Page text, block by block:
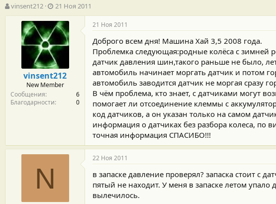
А
в
vinsent212
Д
а
т
а
а
ч
а
л
а
21 Ноя 2011
vinsent212
New Member
Сообщения
6
Благодарности
0
21 Ноя 2011
Доброго всем дня! Машина Хай 3,5 2008 года.
Проблемка следующая:родные колёса с зимней
датчик давления шин,такого раньше не было,
автомобиль начинает моргать датчик и потом
автомобиль заводится датчик не моргая сразу
В чём проблема, кто знает, с датчиками могут
помогает ли отсоединение клеммы с
код датчиков, а он указан только на самом
информация о датчиках без разбора колеса, по
точная информация СПАСИБО!!!
N
22 Ноя 2011
в запаске давление проверял? запаска стоит с
пятый не находит. У меня в запаске летом упало
вылечилось.